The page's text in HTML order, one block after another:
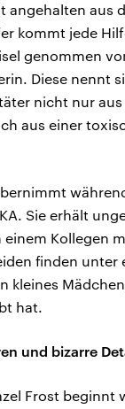
angehalten aus
kommt jede
genommen
Diese nennt
nicht nur
aus einer
Sie erhält
Kollegen
finden unter
kleines
hat.
und bizarre
Frost beginnt